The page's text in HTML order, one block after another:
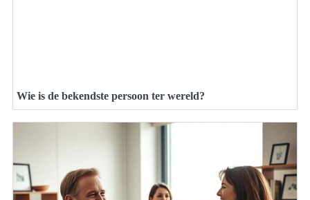
Wie is de bekendste persoon ter wereld?